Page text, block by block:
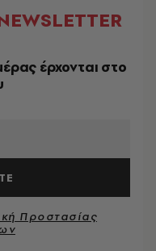
έρχονται στο
Προστασίας